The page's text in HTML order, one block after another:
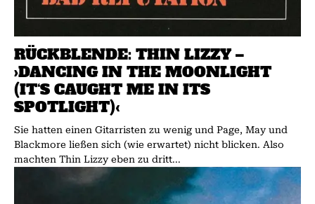
RÜCKBLENDE: THIN LIZZY –
›DANCING IN THE MOONLIGHT
(IT‘S CAUGHT ME IN ITS
SPOTLIGHT)‹
Sie hatten einen Gitarristen zu wenig und Page, May und
Blackmore ließen sich (wie erwartet) nicht blicken. Also
machten Thin Lizzy eben zu dritt...